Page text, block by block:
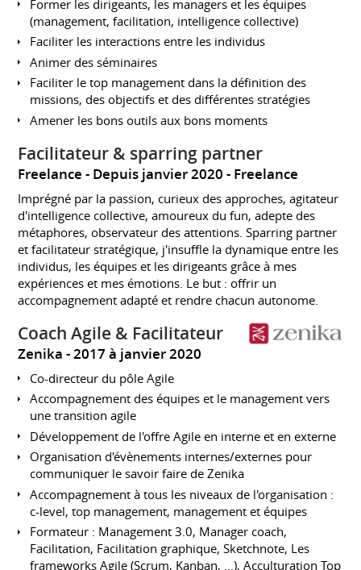
Former les dirigeants, les managers et les équipes
(management, facilitation, intelligence collective)
Faciliter les interactions entre les individus
Animer des séminaires
Faciliter le top management dans la définition des
missions, des objectifs et des différentes stratégies
Amener les bons outils aux bons moments
Facilitateur & sparring partner
Freelance Depuis janvier 2020 Freelance
Imprégné par la passion, curieux des approches, agitateur
d'intelligence collective, amoureux du fun, adepte des
métaphores, observateur des attentions. Sparring partner
et facilitateur stratégique, j'insuffle la dynamique entre les
individus, les équipes et les dirigeants grâce à mes
expériences et mes émotions. Le but : offrir un
accompagnement adapté et rendre chacun autonome.
Coach Agile & Facilitateur
Zenika 2017 à janvier 2020
Co-directeur du pôle Agile
Accompagnement des équipes et le management vers
une transition agile
Développement de l'offre Agile en interne et en externe
Organisation d'évènements internes/externes pour
communiquer le savoir faire de Zenika
Accompagnement à tous les niveaux de l'organisation :
c-level, top management, management et équipes
Formateur : Management 3.0, Manager coach,
Facilitation, Facilitation graphique, Sketchnote, Les
frameworks Agile (Scrum, Kanban, ...), Acculturation Top